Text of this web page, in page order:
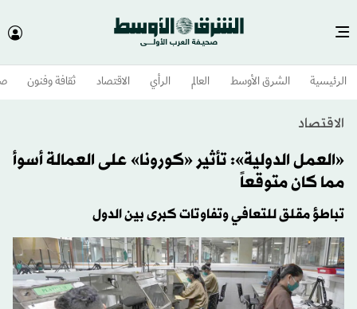
الرئيسية الشرق الأوسط​ العالم الرأي الاقتصاد ثقافة وفنون
الاقتصاد
«العمل الدولية»: تأثير «كورونا» على العمالة أسوأ
مما كان متوقعاً
تباطؤ مقلق للتعافي وتفاوتات كبرى بين الدول